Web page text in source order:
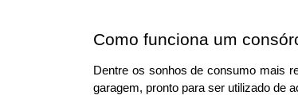
Como funciona um
Dentre os sonhos de consumo mais
garagem, pronto para ser utilizado de